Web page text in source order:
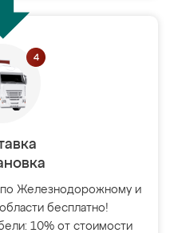
Железнодорожному и
бесплатно!
10% от стоимости